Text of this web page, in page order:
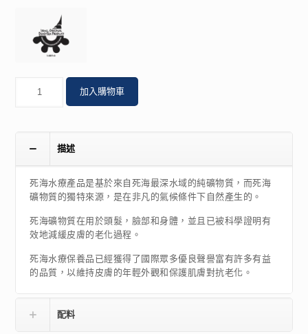
加入購物車
描述
死海水療產品是基於來自死海最深水域的純礦物質，而死海
礦物質的獨特來源，是在非凡的氣候條件下自然產生的。
死海礦物質在用於頭髮，臉部和身體，並且已被科學證明有
效地減緩皮膚的老化過程。
死海水療保養品已經獲得了國際眾多優良聲譽富有許多有益
的品質，以維持皮膚的年輕外觀和保護肌膚對抗老化。
配料